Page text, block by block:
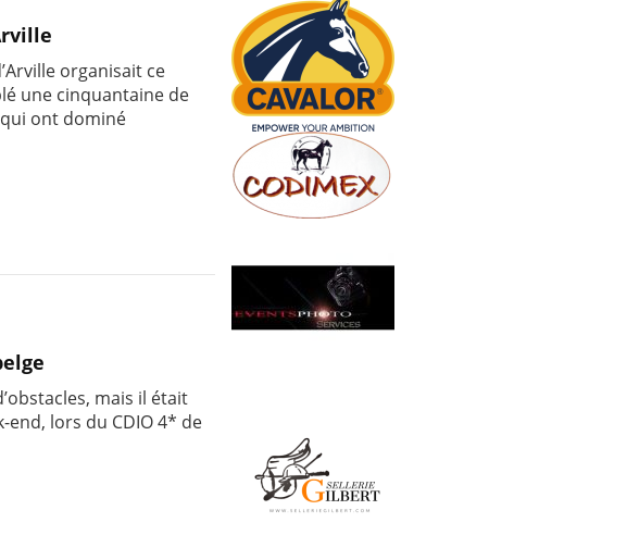
organisait ce
une cinquantaine de
ont dominé
mais il était
end, lors du CDIO 4* de